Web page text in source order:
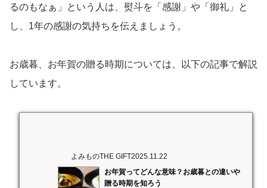
るのもなぁ」という人は、熨斗を「感謝」や「御礼」と
し、1年の感謝の気持ちを伝えましょう。
お歳暮、お年賀の贈る時期については、以下の記事で解説
しています。
よみものTHE GIFT2025.11.22
お年賀ってどんな意味？お歳暮との違いや
贈る時期を知ろう